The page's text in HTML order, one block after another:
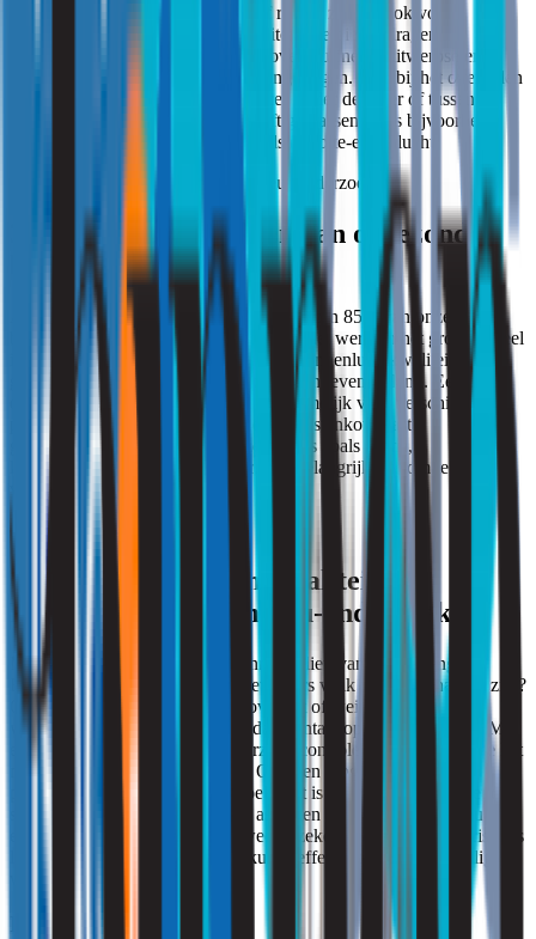
Ongedierte in huis zoals muizen of ratten, zorgen ook voor
aantasting van de binnenluchtkwaliteit. De dieren dragen
ziekteverwekkers bij zich en laten overal urine en uitwerpselen
achter die voor binnenluchtvervuiling zorgen. Ook bij het overlijden
van een beest, kan een rottingsproces onder de vloer of tussen de
spouwmuren zorgen voor (zeer) giftige gassen zoals bijvoorbeeld
waterstofsulfide; ook wel bekend als de rotte-eierenlucht.
Bekijk ook: Particulier Binnenmilieu Onderzoek
3. Wat zijn de gevolgen van ongezonde
binnenlucht?
Als mensen brengen we tegenwoordig zo’n 85% van onze tijd
binnenshuis door, waarvan een deel op het werk en het grootste deel
in de woning. Daarom is een gezonde binnenluchtkwaliteit van
groot belang. Sterker nog: soms zelfs van levensbelang. Een
ongezonde binnenluchtkwaliteit kan namelijk voor verschillende
problemen in huis zorgen. Bijvoorbeeld stankoverlast,
gezondheidskwaaltjes of serieuze ziektes zoals astma,
longontstekingen of zelfs kanker. Erg belangrijk dus om te zorgen
voor een gezond binnenmilieu.
Gezonde binnenluchtkwaliteit?
Particulier binnenmilieu-onderzoek!
Maakt u zich zorgen over het binnenmilieu van uw woning?
Bijvoorbeeld omdat u en medebewoners vaak ziek of benauwd zijn?
Of omdat er sprake is van stankoverlast of weinig
ventilatiemogelijkheden? Neem dan contact op met Strooming. Met
een luchtonderzoek of geuronderzoek controleert Strooming hoe het
met uw luchtkwaliteit gesteld is. Ook een mogelijkheid is het
particulier binnenmilieu-onderzoek. Dit is een voordelig pakket dat
speciaal is samengesteld om alle aspecten van het binnenmilieu in
een woning te controleren. Zo weet u zeker of u gezondheidsrisico’s
loopt en welke verbeteringen u kunt treffen om gezond en veilig te
Ik ben particulier